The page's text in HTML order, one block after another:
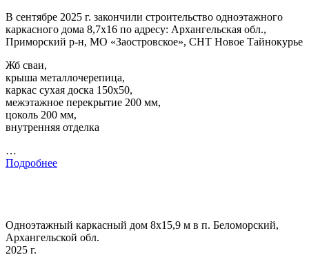
В сентябре 2025 г. закончили строительство одноэтажного
каркасного дома 8,7х16 по адресу: Архангельская обл.,
Приморский р-н, МО «Заостровское», СНТ Новое Тайнокурье
Жб сваи,
крыша металлочерепица,
каркас сухая доска 150х50,
межэтажное перекрытие 200 мм,
цоколь 200 мм,
внутренняя отделка
…
Подробнее
Одноэтажный каркасный дом 8х15,9 м в п. Беломорский,
Архангельской обл.
2025 г.